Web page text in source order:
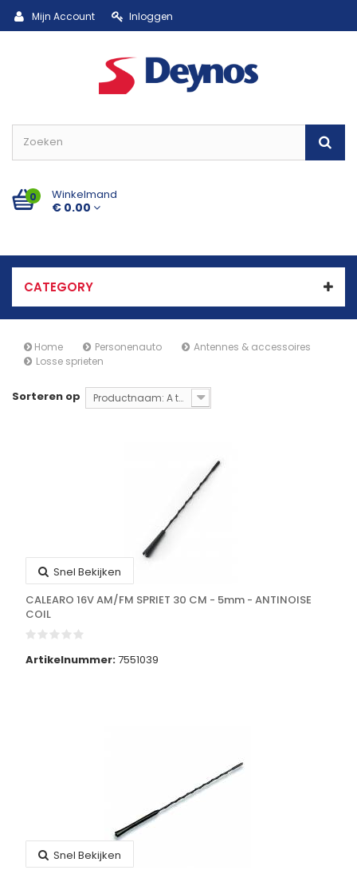
Mijn Account Inloggen
0 Winkelmand
€ 0.00
CATEGORY
Home Personenauto
Antennes & accessoires
Losse sprieten
Sorteren op Productnaam: A tot Z
Snel Bekijken
CALEARO 16V AM/FM SPRIET 30 CM - 5mm - ANTINOISE
COIL
Artikelnummer:7551039
Snel Bekijken